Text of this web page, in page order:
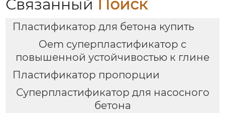
Связанный Поиск
Пластификатор для бетона купить
Oem суперпластификатор с
повышенной устойчивостью к глине
Пластификатор пропорции
Суперпластификатор для насосного
бетона